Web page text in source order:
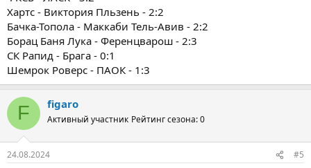
Хартс - Виктория Пльзень - 2:2
Бачка-Топола - Маккаби Тель-Авив - 2:2
Борац Баня Лука - Ференцварош - 2:3
СК Рапид - Брага - 0:1
Шемрок Роверс - ПАОК - 1:3
F figaro
Активный участник Рейтинг сезона: 0
24.08.2024 #5